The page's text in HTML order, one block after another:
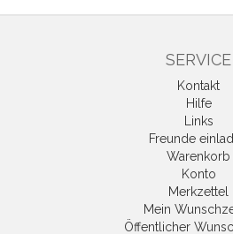
SERVICE
Kontakt
Hilfe
Links
Freunde
Warenkorb
Konto
Merkzettel
Mein
Öffentlicher